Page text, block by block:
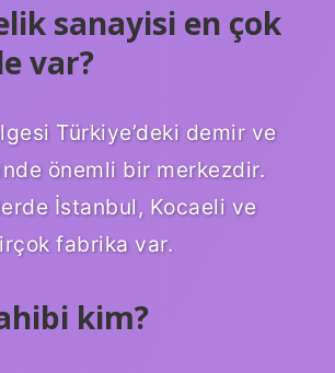
sanayisi en çok
var?
Türkiye’deki demir ve
önemli bir merkezdir.
İstanbul, Kocaeli ve
fabrika var.
kim?